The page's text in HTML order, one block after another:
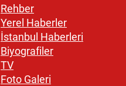
Rehber
Yerel Haberler
İstanbul Haberleri
Biyografiler
TV
Foto Galeri